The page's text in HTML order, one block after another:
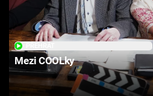
Mezi COOLky